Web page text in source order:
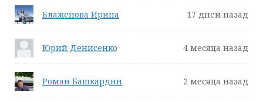
Блаженова Ирина 17 дней назад
Юрий Денисенко 4 месяца назад
Роман Башкардин 2 месяца назад